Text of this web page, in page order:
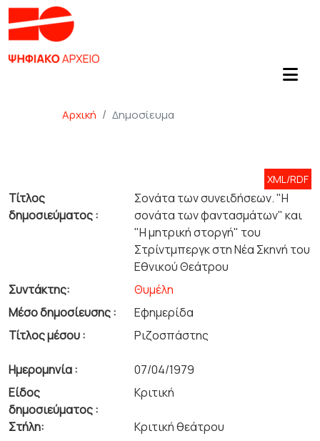
Αρχική Δημοσίευμα
XML/RDF
Τίτλος
δημοσιεύματος :
Σονάτα των συνειδήσεων. "Η
σονάτα των φαντασμάτων" και
"Η μητρική στοργή" του
Στρίντμπεργκ στη Νέα Σκηνή του
Εθνικού Θεάτρου
Συντάκτης:
Θυμέλη
Μέσο δημοσίευσης :
Εφημερίδα
Τίτλος μέσου :
Ριζοσπάστης
Ημερομηνία :
07/04/1979
Είδος
δημοσιεύματος :
Κριτική
Στήλη: Κριτική θεάτρου